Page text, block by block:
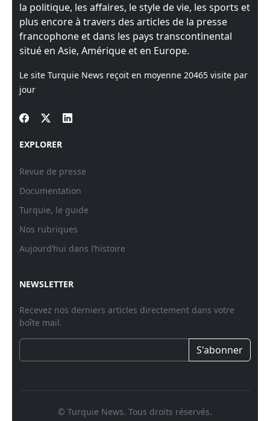
la politique, les affaires, le style de vie, les sports et
plus encore à travers des articles de la presse
francophone et dans les pays transcontinental
situé en Asie, Amérique et en Europe.
Le site Turquie News reçoit en moyenne 20465 visite par
jour
EXPLORER
Revue de presse
Documentation
Turquie, le guide
Nos rubriques
Aujourd’hui dans l’histoire
NEWSLETTER
Recevez nos derniers articles directement dans votre
boîte mail.
S'abonner
© Turquie News. Tous droits réservés.